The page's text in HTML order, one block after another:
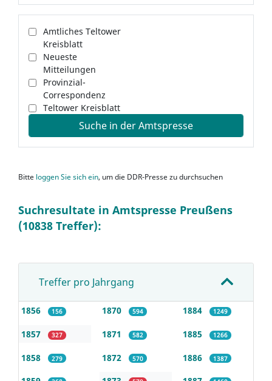
Amtliches Teltower
Kreisblatt
Neueste
Mitteilungen
Provinzial-
Correspondenz
Teltower Kreisblatt
Suche in der Amtspresse
Bitte loggen Sie sich ein, um die DDR-Presse zu durchsuchen
Suchresultate in Amtspresse Preußens
(10838 Treffer):
Treffer pro Jahrgang
1856 156
1857 327
1858 279
1870 594
1871 582
1872 570
1884 1249
1885 1266
1886 1387